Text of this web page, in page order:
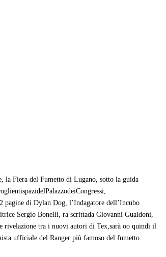
la Fiera del Fumetto di Lugano, sotto la guida
pagine di Dylan Dog, l’Indagatore dell’Incubo
Sergio Bonelli, ra scrittada Giovanni Gualdoni,
rivelazione tra i nuovi autori di Tex,sarà oo quindi il
ufficiale del Ranger più famoso del fumetto.